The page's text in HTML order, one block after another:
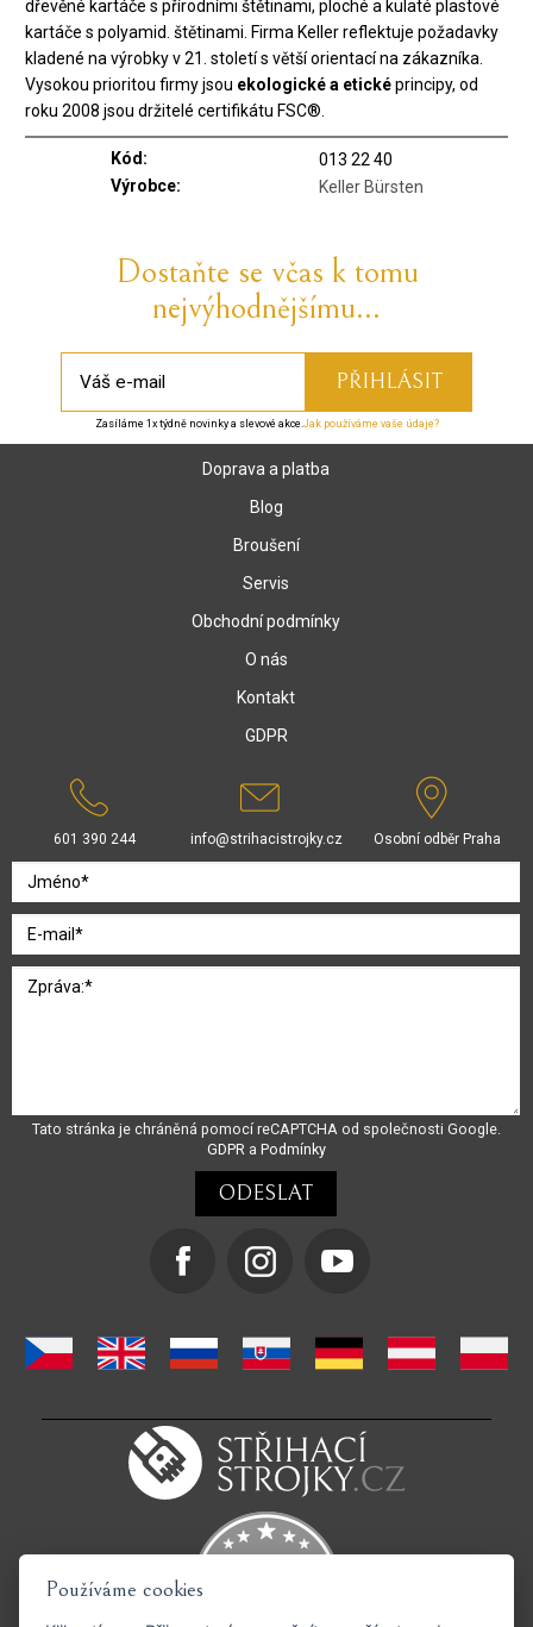
dřevěné kartáče s přírodními štětinami, ploché a kulaté plastové
kartáče s polyamid. štětinami. Firma Keller reflektuje požadavky
kladené na výrobky v 21. století s větší orientací na zákazníka.
Vysokou prioritou firmy jsou ekologické a eticképrincipy, od
roku 2008 jsou držitelé certifikátu FSC®.
Kód:
013 22 40
Výrobce:
Keller Bürsten
Dostaňte se včas k tomu
nejvýhodnějšímu...
Zasíláme 1x týdně novinky a slevové akce.Jak používáme vaše údaje?
Doprava a platba
Blog
Broušení
Servis
Obchodní podmínky
O nás
Kontakt
GDPR
601 390 244 info@strihacistrojky.cz Osobní odběr Praha
Tato stránka je chráněná pomocí reCAPTCHA od společnosti Google.
GDPRa Podmínky
Používáme cookies